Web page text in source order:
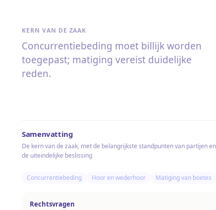
KERN VAN DE ZAAK
Concurrentiebeding moet billijk worden
toegepast; matiging vereist duidelijke
reden.
Samenvatting
De kern van de zaak, met de belangrijkste standpunten van partijen en
de uiteindelijke beslissing
Concurrentiebeding Hoor en wederhoor Matiging van boetes
Rechtsvragen